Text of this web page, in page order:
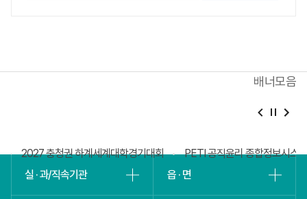
배너모음
2027 충청권 하계세계대학경기대회
PETI 공직윤리 종합정보시스템
실 · 과/직속기관
읍 · 면